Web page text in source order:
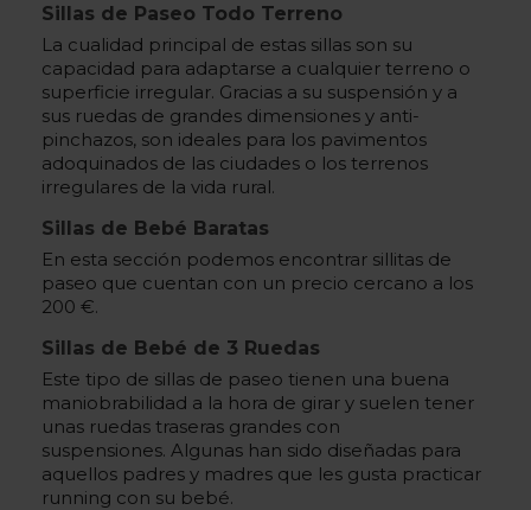
Sillas de Paseo Todo Terreno
La cualidad principal de estas sillas son su
capacidad para adaptarse a cualquier terreno o
superficie irregular. Gracias a su suspensión y a
sus ruedas de grandes dimensiones y anti-
pinchazos, son ideales para los pavimentos
adoquinados de las ciudades o los terrenos
irregulares de la vida rural.
Sillas de Bebé Baratas
En esta sección podemos encontrar sillitas de
paseo que cuentan con un precio cercano a los
200 €.
Sillas de Bebé de 3 Ruedas
Este tipo de sillas de paseo tienen una buena
maniobrabilidad a la hora de girar y suelen tener
unas ruedas traseras grandes con
suspensiones. Algunas han sido diseñadas para
aquellos padres y madres que les gusta practicar
running con su bebé.